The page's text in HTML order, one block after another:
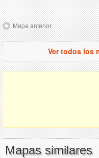
Mapa anterior
Ver todos los
Mapas similares